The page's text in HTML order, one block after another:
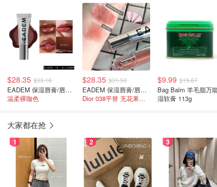
$28.35 $33.16
EADEM 保湿唇膏/唇膜 #Boba Bounce
温柔裸咖色
$28.35 $31.50
EADEM 保湿唇膏/唇膜 #Fig Sauce
Dior 038平替 无花果裸色
$9.99 $15.87
Bag Balm 羊毛脂万
湿软膏 113g
大家都在抢
1 2 3